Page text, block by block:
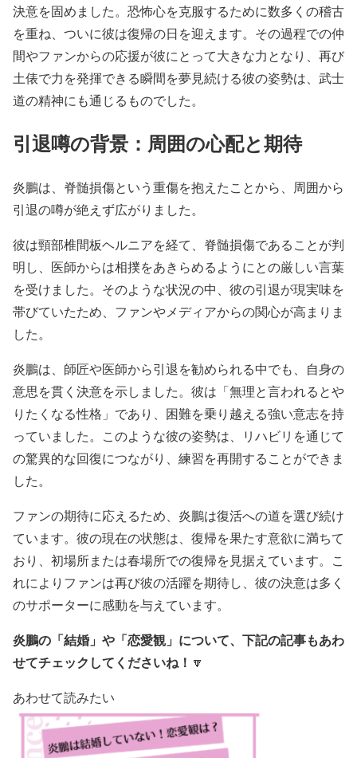
決意を固めました。恐怖心を克服するために数多くの稽古
を重ね、ついに彼は復帰の日を迎えます。その過程での仲
間やファンからの応援が彼にとって大きな力となり、再び
土俵で力を発揮できる瞬間を夢見続ける彼の姿勢は、武士
道の精神にも通じるものでした。
引退噂の背景：周囲の心配と期待
炎鵬は、脊髄損傷という重傷を抱えたことから、周囲から
引退の噂が絶えず広がりました。
彼は頸部椎間板ヘルニアを経て、脊髄損傷であることが判
明し、医師からは相撲をあきらめるようにとの厳しい言葉
を受けました。そのような状況の中、彼の引退が現実味を
帯びていたため、ファンやメディアからの関心が高まりま
した。
炎鵬は、師匠や医師から引退を勧められる中でも、自身の
意思を貫く決意を示しました。彼は「無理と言われるとや
りたくなる性格」であり、困難を乗り越える強い意志を持
っていました。このような彼の姿勢は、リハビリを通じて
の驚異的な回復につながり、練習を再開することができま
した。
ファンの期待に応えるため、炎鵬は復活への道を選び続け
ています。彼の現在の状態は、復帰を果たす意欲に満ちて
おり、初場所または春場所での復帰を見据えています。こ
れによりファンは再び彼の活躍を期待し、彼の決意は多く
のサポーターに感動を与えています。
炎鵬の「結婚」や「恋愛観」について、下記の記事もあわ
せてチェックしてくださいね！ 🔽
あわせて読みたい